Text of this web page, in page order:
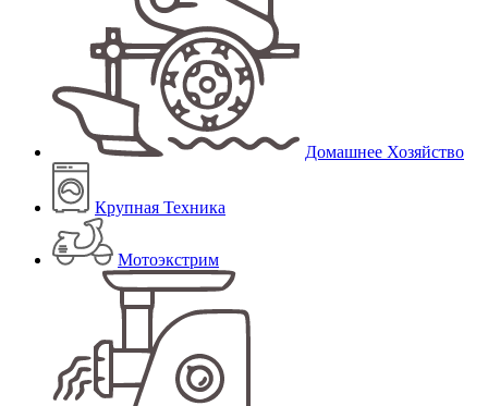
Домашнее Хозяйство
Крупная Техника
Мотоэкстрим